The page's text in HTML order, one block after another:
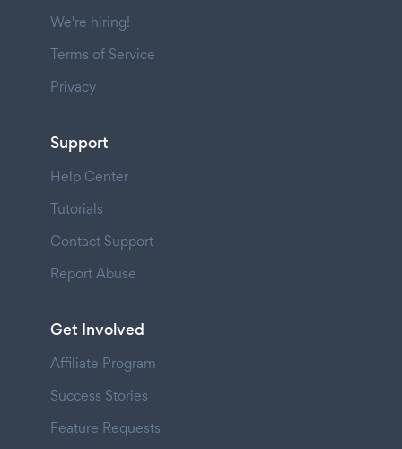
We're hiring!
Terms of Service
Privacy
Support
Help Center
Tutorials
Contact Support
Report Abuse
Get Involved
Affiliate Program
Success Stories
Feature Requests